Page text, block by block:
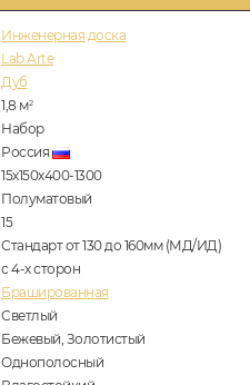
Инженерная доска
Lab Arte
Дуб
1,8 м2
Набор
Россия
15х150х400-1300
Полуматовый
15
Стандарт от 130 до 160мм (МД/ИД)
с 4-х сторон
Брашированная
Светлый
Бежевый, Золотистый
Однополосный